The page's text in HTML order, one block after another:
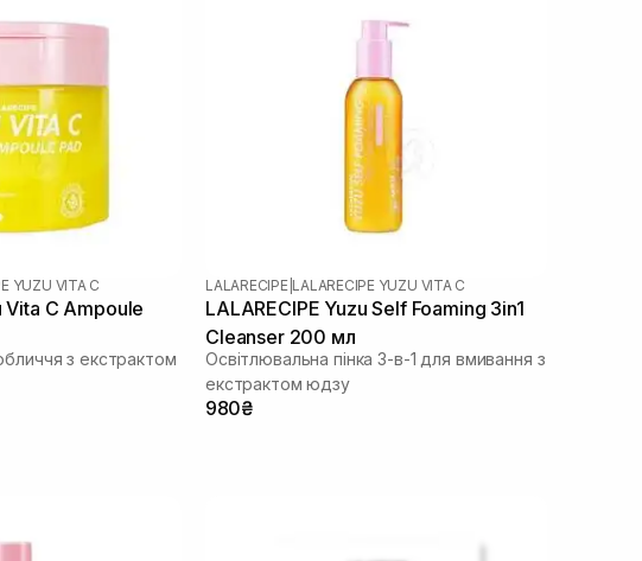
YUZU VITA C
Vita C Ampoule
з екстрактом
LALARECIPE LALARECIPE YUZU VITA C
LALARECIPE Yuzu Self Foaming 3in1
Cleanser 200 мл
Освітлювальна пінка 3-в-1 для вмивання з
екстрактом юдзу
980₴